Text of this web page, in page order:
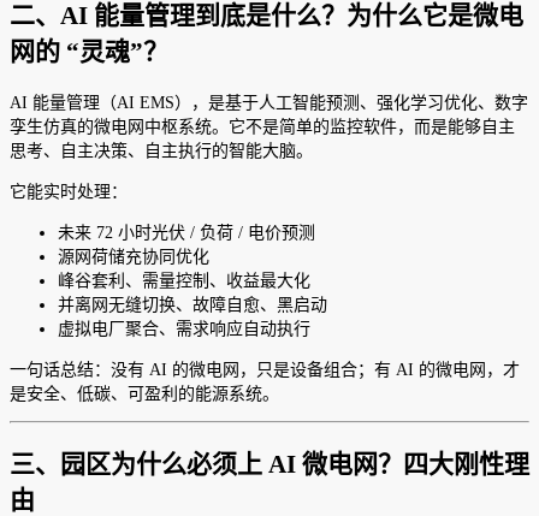
二、AI 能量管理到底是什么？为什么它是微电
网的 “灵魂”？
AI 能量管理（AI EMS），是基于人工智能预测、强化学习优化、数字
孪生仿真的微电网中枢系统。它不是简单的监控软件，而是能够自主
思考、自主决策、自主执行的智能大脑。
它能实时处理：
未来 72 小时光伏 / 负荷 / 电价预测
源网荷储充协同优化
峰谷套利、需量控制、收益最大化
并离网无缝切换、故障自愈、黑启动
虚拟电厂聚合、需求响应自动执行
一句话总结：没有 AI 的微电网，只是设备组合；有 AI 的微电网，才
是安全、低碳、可盈利的能源系统。
三、园区为什么必须上 AI 微电网？四大刚性理
由